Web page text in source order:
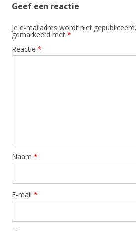
Geef een reactie
Je e-mailadres wordt niet gepubliceerd.
gemarkeerd met *
Reactie *
Naam *
E-mail *